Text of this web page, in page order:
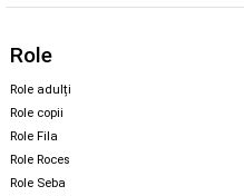
Role
Role adulți
Role copii
Role Fila
Role Roces
Role Seba